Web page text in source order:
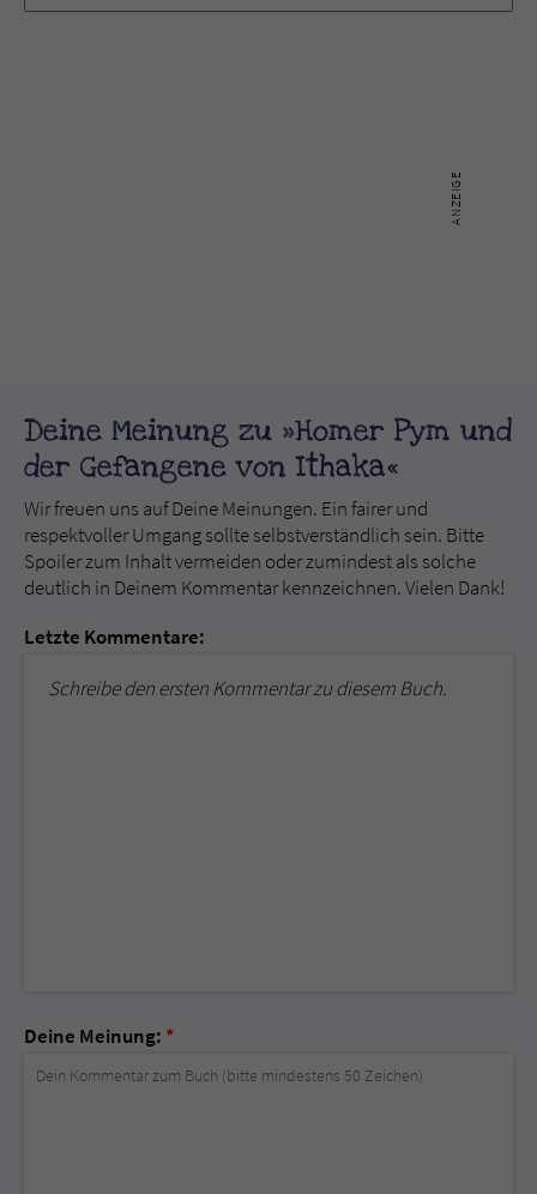
Deine Meinung zu »Homer Pym und
der Gefangene von Ithaka«
Wir freuen uns auf Deine Meinungen. Ein fairer und
respektvoller Umgang sollte selbstverständlich sein. Bitte
Spoiler zum Inhalt vermeiden oder zumindest als solche
deutlich in Deinem Kommentar kennzeichnen. Vielen Dank!
Letzte Kommentare:
Schreibe den ersten Kommentar zu diesem Buch.
Deine Meinung: *